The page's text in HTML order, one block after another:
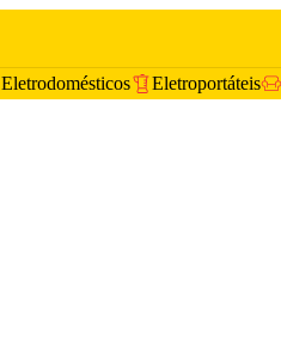
Eletrodomésticos Eletroportáteis